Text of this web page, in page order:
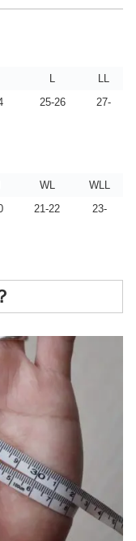
L
LL
25-26 27-
WL
WLL
21-22 23-